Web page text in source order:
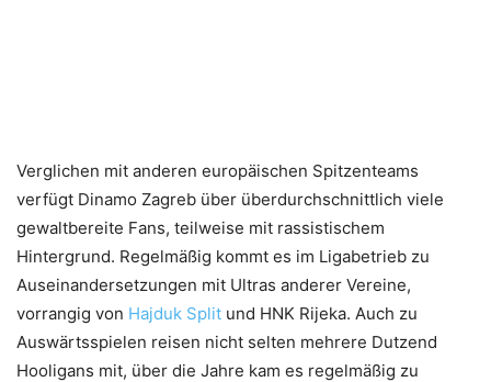
Verglichen mit anderen europäischen Spitzenteams
verfügt Dinamo Zagreb über überdurchschnittlich viele
gewaltbereite Fans, teilweise mit rassistischem
Hintergrund. Regelmäßig kommt es im Ligabetrieb zu
Auseinandersetzungen mit Ultras anderer Vereine,
vorrangig von Hajduk Split und HNK Rijeka. Auch zu
Auswärtsspielen reisen nicht selten mehrere Dutzend
Hooligans mit, über die Jahre kam es regelmäßig zu